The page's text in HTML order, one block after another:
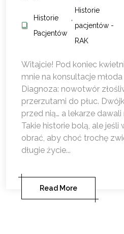
Historie
Pacjentów
,
Historie
pacjentów -
RAK
Witajcie! Pod koniec
mnie na konsultacje
Diagnoza: nowotwór
przerzutami do płuc.
przed nią… a lekarze
Takie historie bolą, ale jeśli
obrać, aby choć trochę
długie życie...
Read More